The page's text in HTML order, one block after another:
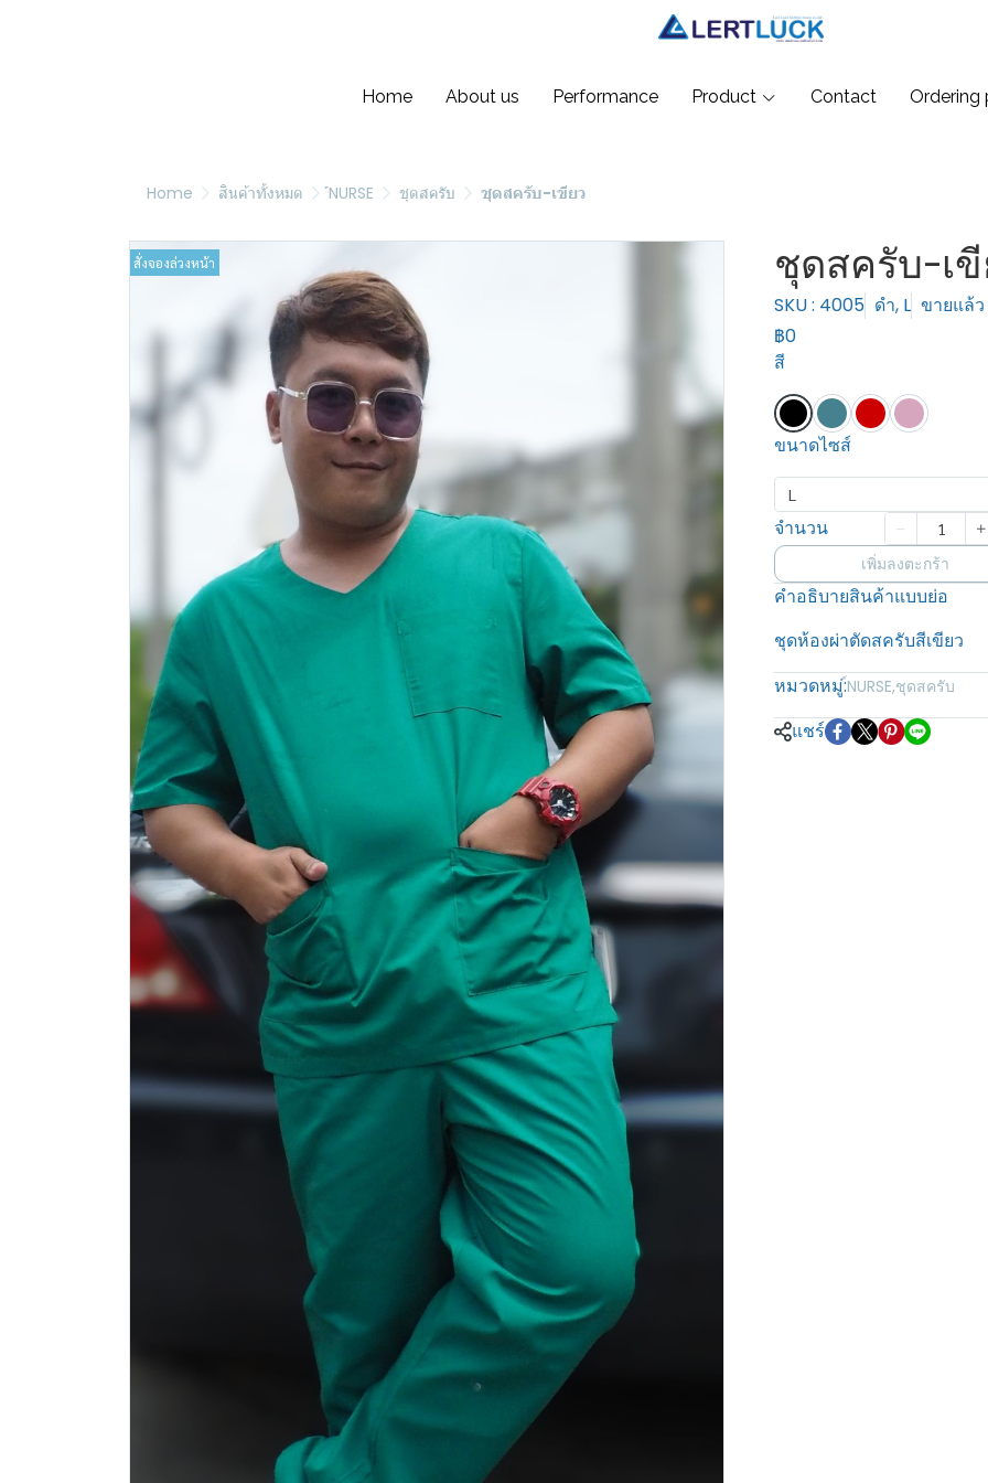
Home About us Performance Product Contact Ordering
Home สินค้าทั้งหมด ์NURSE ชุดสครับ ชุดสครับ-เขียว
สั่งจองล่วงหน้า ชุดสครับ-เ
SKU : 4005 ดำ, L ขายแล้
฿0
สี
ขนาดไซส์
L
จำนวน
เพิ่มลงตะกร้า
คำอธิบายสินค้าแบบย่อ
ชุดห้องผ่าตัดสครับสีเขียว
หมวดหมู่:์NURSE,ชุดสครับ
แชร์